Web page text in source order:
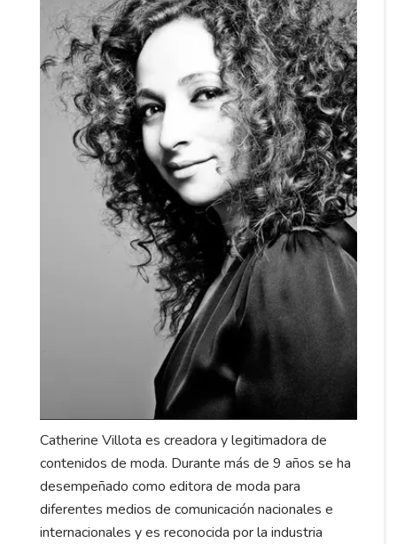
Catherine Villota es creadora y legitimadora de
contenidos de moda. Durante más de 9 años se ha
desempeñado como editora de moda para
diferentes medios de comunicación nacionales e
internacionales y es reconocida por la industria